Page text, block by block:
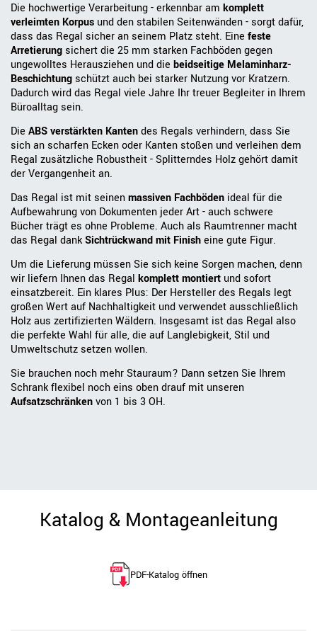
Die hochwertige Verarbeitung - erkennbar am komplett
verleimten Korpus und den stabilen Seitenwänden - sorgt dafür,
dass das Regal sicher an seinem Platz steht. Eine feste
Arretierung sichert die 25 mm starken Fachböden gegen
ungewolltes Herausziehen und die beidseitige Melaminharz-
Beschichtung schützt auch bei starker Nutzung vor Kratzern.
Dadurch wird das Regal viele Jahre Ihr treuer Begleiter in Ihrem
Büroalltag sein.
Die ABS verstärkten Kantendes Regals verhindern, dass Sie
sich an scharfen Ecken oder Kanten stoßen und verleihen dem
Regal zusätzliche Robustheit - Splitterndes Holz gehört damit
der Vergangenheit an.
Das Regal ist mit seinenmassiven Fachböden ideal für die
Aufbewahrung von Dokumenten jeder Art - auch schwere
Bücher trägt es ohne Probleme. Auch als Raumtrenner macht
das Regal dankSichtrückwand mit Finisheine gute Figur.
Um die Lieferung müssen Sie sich keine Sorgen machen, denn
wir liefern Ihnen das Regal komplett montiert und sofort
einsatzbereit. Ein klares Plus: Der Hersteller des Regals legt
großen Wert auf Nachhaltigkeit und verwendet ausschließlich
Holz aus zertifizierten Wäldern. Insgesamt ist das Regal also
die perfekte Wahl für alle, die auf Langlebigkeit, Stil und
Umweltschutz setzen wollen.
Sie brauchen noch mehr Stauraum? Dann setzen Sie Ihrem
Schrank flexibel noch eins oben drauf mit unseren
Aufsatzschränkenvon 1 bis 3 OH.
Katalog & Montageanleitung
PDF-Katalog öffnen